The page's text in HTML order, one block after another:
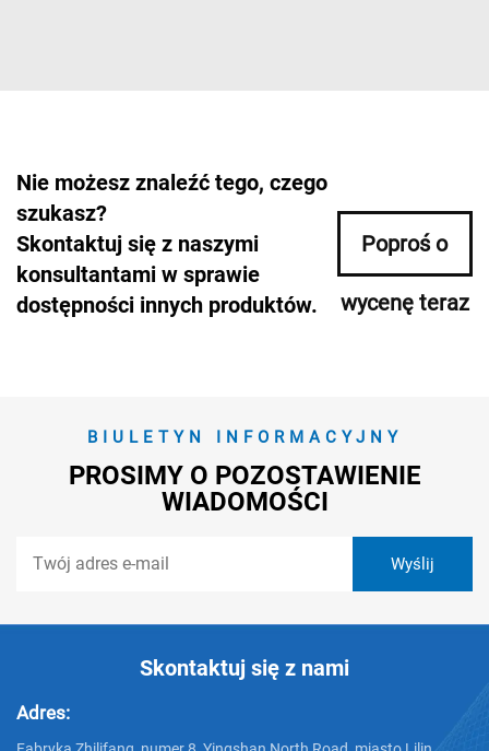
Nie możesz znaleźć tego, czego
szukasz?
Skontaktuj się z naszymi
konsultantami w sprawie
dostępności innych produktów.
Poproś o
wycenę teraz
BIULETYN INFORMACYJNY
PROSIMY O POZOSTAWIENIE
WIADOMOŚCI
Skontaktuj się z nami
Adres: